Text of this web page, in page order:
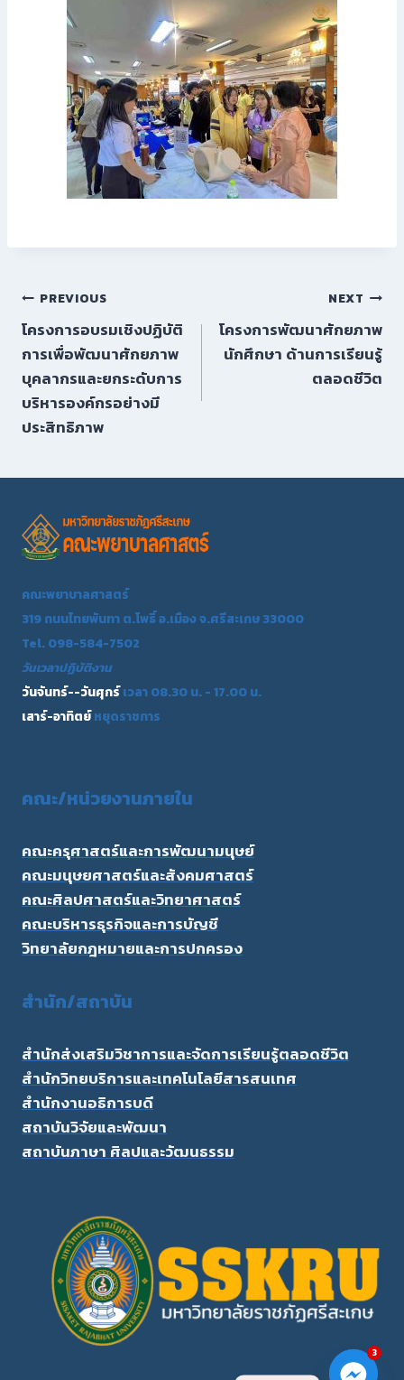
PREVIOUS
โครงการอบรมเชิงปฏิบัติ
การเพื่อพัฒนาศักยภาพ
บุคลากรและยกระดับการ
บริหารองค์กรอย่างมี
ประสิทธิภาพ
NEXT
โครงการพัฒนาศักยภาพ
นักศึกษา ด้านการเรียนรู้
ตลอดชีวิต
คณะพยาบาลศาสตร์
319 ถนนไทยพันทา ต.โพธิ์ อ.เมือง จ.ศรีสะเกษ 33000
Tel. 098-584-7502
วันเวลาปฏิบัติงาน
วันจันทร์--วันศุกร์เวลา 08.30 น. - 17.00 น.
เสาร์-อาทิตย์หยุดราชการ
คณะ/หน่วยงานภายใน
คณะครุศาสตร์และการพัฒนามนุษย์
คณะมนุษยศาสตร์และสังคมศาสตร์
คณะศิลปศาสตร์และวิทยาศาสตร์
คณะบริหารธุรกิจและการบัญชี
วิทยาลัยกฎหมายและการปกครอง
สำนัก/สถาบัน
สำนักส่งเสริมวิชาการและจัดการเรียนรู้ตลอดชีวิต
สำนักวิทยบริการและเทคโนโลยีสารสนเทศ
สำนักงานอธิการบดี
สถาบันวิจัยและพัฒนา
สถาบันภาษา ศิลปและวัฒนธรรม
3